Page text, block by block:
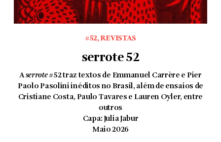
#52,REVISTAS
serrote 52
Aserrote#52 traz textos de Emmanuel Carrère e Pier
Paolo Pasolini inéditos no Brasil, além de ensaios de
Cristiane Costa, Paulo Tavares e Lauren Oyler, entre
outros
Capa: Julia Jabur
Maio 2026